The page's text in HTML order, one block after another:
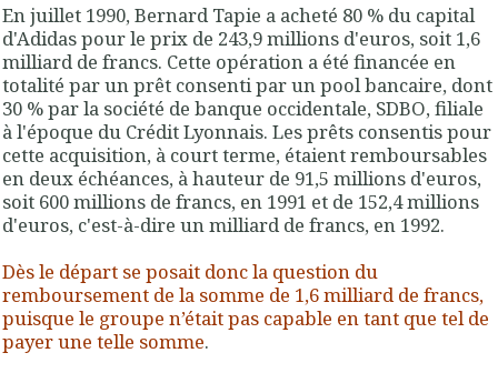
En juillet 1990, Bernard Tapie a acheté 80 % du capital
d'Adidaspour le prix de 243,9 millions d'euros, soit 1,6
milliard de francs. Cette opération a été financée en
totalité par un prêt consenti par un pool bancaire, dont
30 % par la société de banque occidentale, SDBO, filiale
à l'époque du Crédit Lyonnais. Lesprêts consentis pour
cette acquisition, à court terme, étaientremboursables
en deux échéances, à hauteur de 91,5 millions d'euros,
soit 600 millions de francs, en 1991 et de 152,4 millions
d'euros, c'est-à-dire un milliard de francs, en 1992.
Dès le départ se posait donc la question du
remboursement de la somme de 1,6 milliard de francs,
puisque le groupe n’était pas capable en tant que tel de
payer une telle somme.